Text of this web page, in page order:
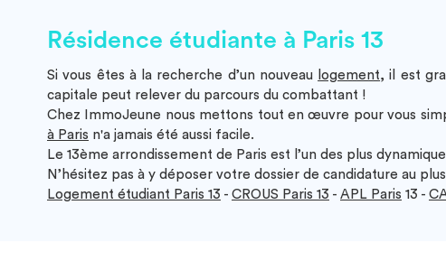
Résidence étudiante à Paris 13
Si vous êtes à la recherche d’un nouveau logement, il est
capitale peut relever du parcours du combattant !
Chez ImmoJeune nous mettons tout en œuvre pour vous
à Paris n'a jamais été aussi facile.
Le 13ème arrondissement de Paris est l’un des plus
N’hésitez pas à y déposer votre dossier de candidature au
Logement étudiant Paris 13 - CROUS Paris 13 - APL Paris 13 -